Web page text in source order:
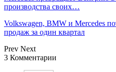
производства своих…
Volkswagen, BMW и Mercedes
продаж за один квартал
Prev Next
3 Комментарии